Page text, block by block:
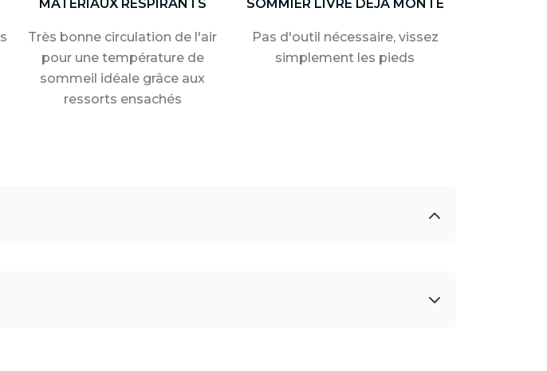
MATÉRIAUX RESPIRANTS
Très bonne circulation de l'air
pour une température de
sommeil idéale grâce aux
ressorts ensachés
SOMMIER LIVRÉ DÉJÀ MONTÉ
Pas d'outil nécessaire, vissez
simplement les pieds